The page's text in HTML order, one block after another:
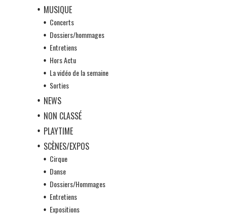
MUSIQUE
Concerts
Dossiers/hommages
Entretiens
Hors Actu
La vidéo de la semaine
Sorties
NEWS
NON CLASSÉ
PLAYTIME
SCÈNES/EXPOS
Cirque
Danse
Dossiers/Hommages
Entretiens
Expositions